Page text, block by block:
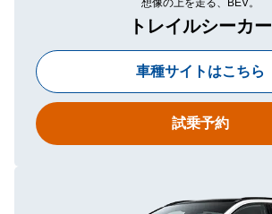
想像の上を走る、BEV。
トレイルシーカー
車種サイトはこちら
試乗予約